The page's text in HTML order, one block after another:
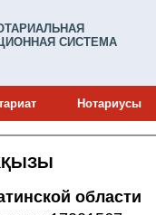
СИСТЕМА
Нотариусы
области